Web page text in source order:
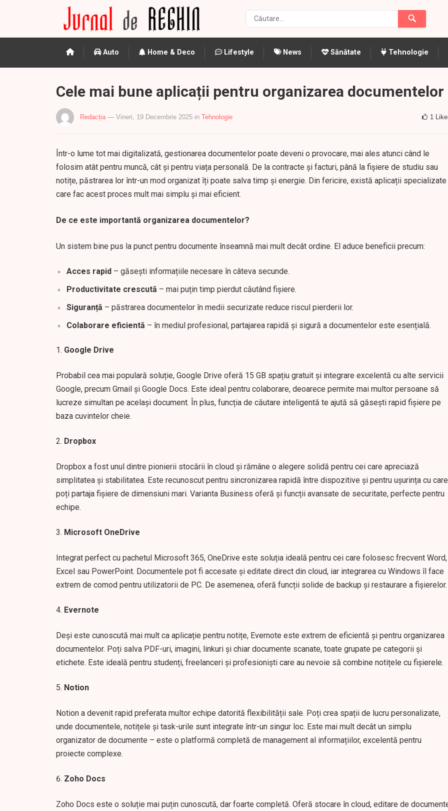
Auto Home & Deco Lifestyle News Sănătate Tehnologie
Cele mai bune aplicații pentru organizarea documentelor
Redacția — Vineri, 19 Decembrie 2025 in Tehnologie 1
Într-o lume tot mai digitalizată, gestionarea documentelor poate deveni o provocare, mai ales atunci când le
folosim atât pentru muncă, cât și pentru viața personală. De la contracte și facturi, până la fișiere de studiu sau
notițe, păstrarea lor într-un mod organizat îți poate salva timp și energie. Din fericire, există aplicații specializate
care fac acest proces mult mai simplu și mai eficient.
De ce este importantă organizarea documentelor?
Un sistem bine pus la punct pentru documente înseamnă mai mult decât ordine. El aduce beneficii precum:
Acces rapid – găsești informațiile necesare în câteva secunde.
Productivitate crescută – mai puțin timp pierdut căutând fișiere.
Siguranță – păstrarea documentelor în medii securizate reduce riscul pierderii lor.
Colaborare eficientă – în mediul profesional, partajarea rapidă și sigură a documentelor este esențială.
Google Drive
Probabil cea mai populară soluție, Google Drive oferă 15 GB spațiu gratuit și integrare excelentă cu alte servicii
Google, precum Gmail și Google Docs. Este ideal pentru colaborare, deoarece permite mai multor persoane să
lucreze simultan pe același document. În plus, funcția de căutare inteligentă te ajută să găsești rapid fișiere pe
baza cuvintelor cheie.
Dropbox
Dropbox a fost unul dintre pionierii stocării în cloud și rămâne o alegere solidă pentru cei care apreciază
simplitatea și stabilitatea. Este recunoscut pentru sincronizarea rapidă între dispozitive și pentru ușurința cu care
poți partaja fișiere de dimensiuni mari. Varianta Business oferă și funcții avansate de securitate, perfecte pentru
echipe.
Microsoft OneDrive
Integrat perfect cu pachetul Microsoft 365, OneDrive este soluția ideală pentru cei care folosesc frecvent Word,
Excel sau PowerPoint. Documentele pot fi accesate și editate direct din cloud, iar integrarea cu Windows îl face
extrem de comod pentru utilizatorii de PC. De asemenea, oferă funcții solide de backup și restaurare a fișierelor.
Evernote
Deși este cunoscută mai mult ca aplicație pentru notițe, Evernote este extrem de eficientă și pentru organizarea
documentelor. Poți salva PDF-uri, imagini, linkuri și chiar documente scanate, toate grupate pe categorii și
etichete. Este ideală pentru studenți, freelanceri și profesioniști care au nevoie să combine notițele cu fișierele.
Notion
Notion a devenit rapid preferata multor echipe datorită flexibilității sale. Poți crea spații de lucru personalizate,
unde documentele, notițele și task-urile sunt integrate într-un singur loc. Este mai mult decât un simplu
organizator de documente – este o platformă completă de management al informațiilor, excelentă pentru
proiecte complexe.
Zoho Docs
Zoho Docs este o soluție mai puțin cunoscută, dar foarte completă. Oferă stocare în cloud, editare de